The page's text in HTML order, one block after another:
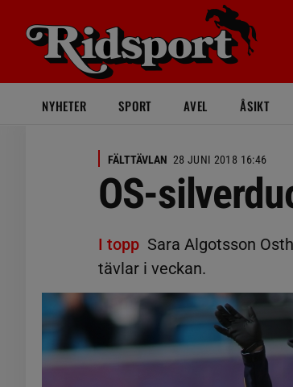
NYHETER SPORT AVEL ÅSIKT
FÄLTTÄVLAN 28 JUNI 2018 16:46
OS-
I topp Sara Algotsson
tävlar i veckan.